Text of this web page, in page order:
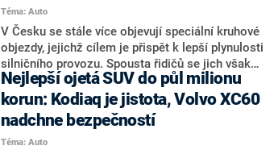
Téma: Auto
V Česku se stále více objevují speciální kruhové
objezdy, jejichž cílem je přispět k lepší plynulosti
silničního provozu. Spousta řidičů se jich však
zbytečně bojí, přitom stačí pochopit správný
postup průjezdu a cesta je mnohem příjemnější.
Jak tyto „kruháče“ na své cestě bezpečně
překonat? Přečtěte si základní doporučení.
Nejlepší ojetá SUV do půl milionu
korun: Kodiaq je jistota, Volvo XC60
nadchne bezpečností
Téma: Auto